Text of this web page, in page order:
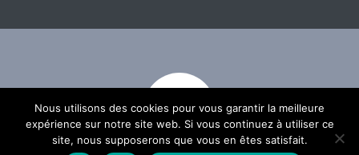
Nous utilisons des cookies pour vous garantir la meilleure
expérience sur notre site web. Si vous continuez à utiliser ce
site, nous supposerons que vous en êtes satisfait.